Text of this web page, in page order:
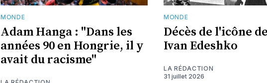
MONDE
Adam Hanga : "Dans les
années 90 en Hongrie, il y
avait du racisme"
MONDE
Décès de l'icône
Ivan Edeshko
LA RÉDACTION
31 juillet 2026